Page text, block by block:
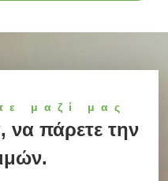
μαζί μας
να πάρετε την